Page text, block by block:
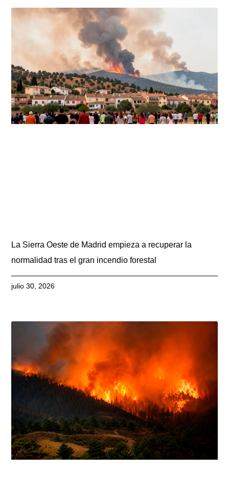
La Sierra Oeste de Madrid empieza a recuperar la
normalidad tras el gran incendio forestal
julio 30, 2026